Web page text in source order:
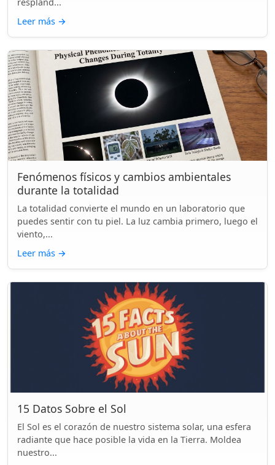
Leer más →
Fenómenos físicos y cambios ambientales
durante la totalidad
La totalidad convierte el mundo en un laboratorio que
puedes sentir con tu piel. La luz cambia primero, luego el
viento,...
Leer más →
15 Datos Sobre el Sol
El Sol es el corazón de nuestro sistema solar, una esfera
radiante que hace posible la vida en la Tierra. Moldea
nuestro...